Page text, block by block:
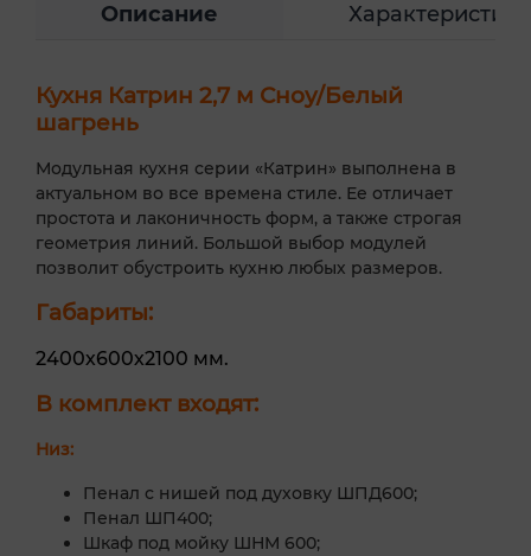
Описание Характеристики
Кухня Катрин 2,7 м Сноу/Белый
шагрень
Модульная кухня серии «Катрин» выполнена в
актуальном во все времена стиле. Ее отличает
простота и лаконичность форм, а также строгая
геометрия линий. Большой выбор модулей
позволит обустроить кухню любых размеров.
Габариты:
2400х600х2100 мм.
В комплект входят:
Низ:
Пенал с нишей под духовку ШПД600;
Пенал ШП400;
Шкаф под мойку ШНМ 600;